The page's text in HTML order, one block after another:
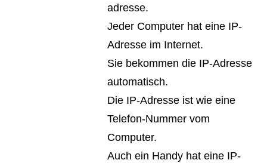
adresse.
Jeder Computer hat eine IP-
Adresse im Internet.
Sie bekommen die IP-Adresse
automatisch.
Die IP-Adresse ist wie eine
Telefon-Nummer vom
Computer.
Auch ein Handy hat eine IP-